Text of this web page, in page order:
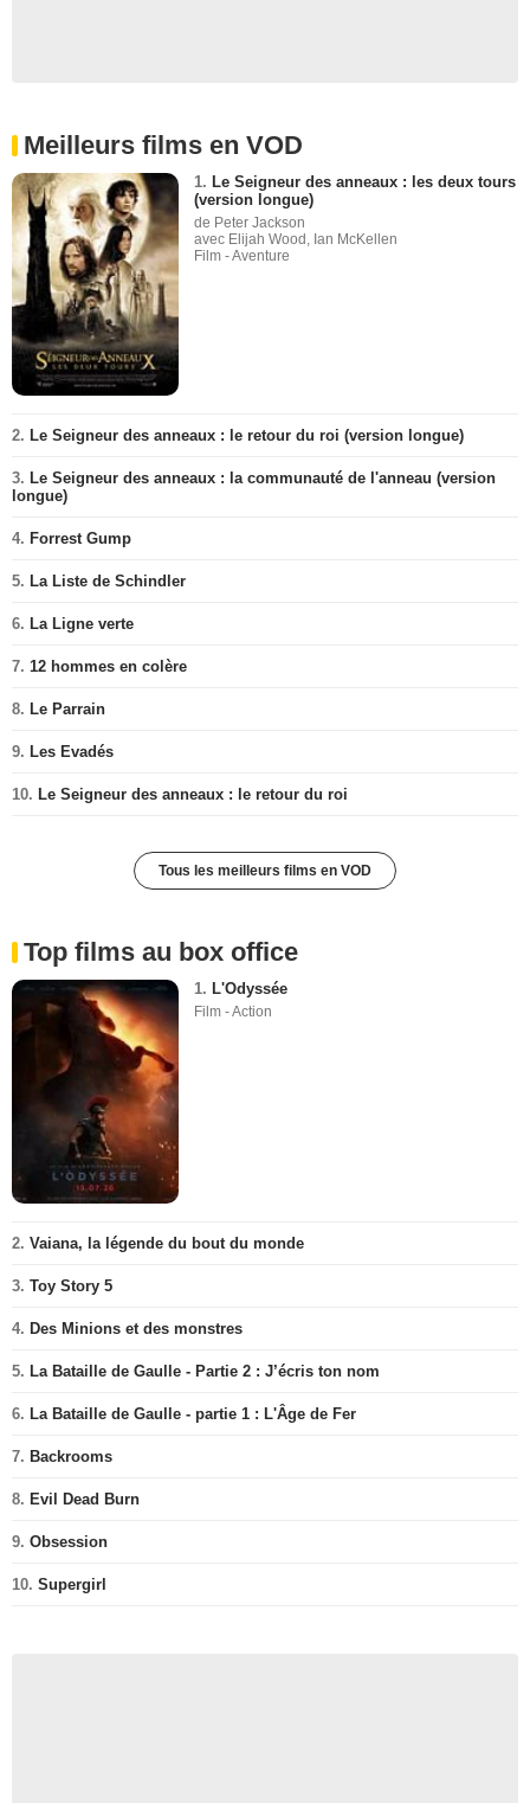
Meilleurs films en VOD
1. Le Seigneur des anneaux : les deux tours
(version longue)
de Peter Jackson
avec Elijah Wood, Ian McKellen
Film - Aventure
2. Le Seigneur des anneaux : le retour du roi (version longue)
3. Le Seigneur des anneaux : la communauté de l'anneau (version
longue)
4. Forrest Gump
5. La Liste de Schindler
6. La Ligne verte
7. 12 hommes en colère
8. Le Parrain
9. Les Evadés
10. Le Seigneur des anneaux : le retour du roi
Tous les meilleurs films en VOD
Top films au box office
1. L'Odyssée
Film - Action
2. Vaiana, la légende du bout du monde
3. Toy Story 5
4. Des Minions et des monstres
5. La Bataille de Gaulle - Partie 2 : J’écris ton nom
6. La Bataille de Gaulle - partie 1 : L'Âge de Fer
7. Backrooms
8. Evil Dead Burn
9. Obsession
10. Supergirl